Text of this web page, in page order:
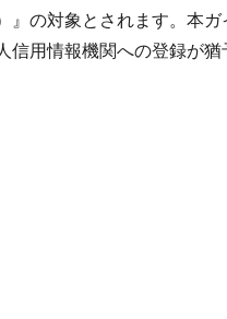
』の対象とされます。本
信用情報機関への登録が